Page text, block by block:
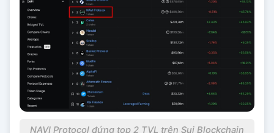
NAVI Protocol đứng top 2 TVL trên Sui Blockchain